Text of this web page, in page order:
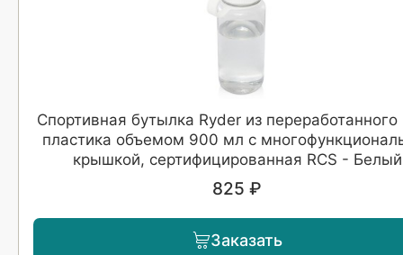
Спортивная бутылка Ryder из
пластика объемом 900 мл с
крышкой, сертифицированная RCS - Белый
825 ₽
Заказать